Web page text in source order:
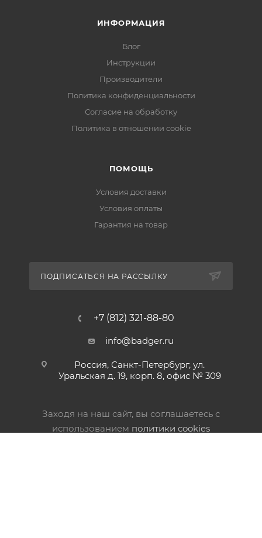
ИНФОРМАЦИЯ
Блог
Инструкции
Производители
Политика конфиденциальности
Согласие на обработку
Политика в отношении cookie
ПОМОЩЬ
Условия доставки
Условия оплаты
Гарантия на товар
ПОДПИСАТЬСЯ НА РАССЫЛКУ
+7 (812) 321-88-80
info@badger.ru
Россия, Санкт-Петербург, ул.
Уральская д. 19, корп. 8, офис № 309
Заходя на наш сайт, вы соглашаетесь с
использованием политики cookies